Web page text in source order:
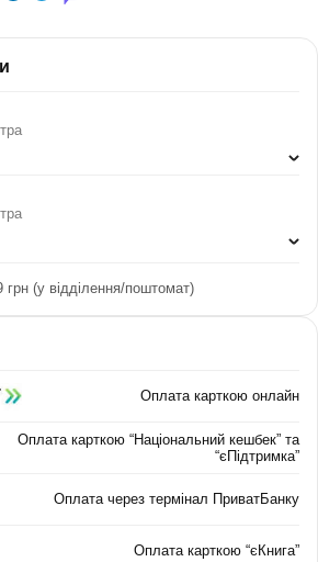
грн (у відділення/поштомат)
Оплата карткою онлайн
Оплата карткою “Національний кешбек” та
“єПідтримка”
Оплата через термінал ПриватБанку
Оплата карткою “єКнига”